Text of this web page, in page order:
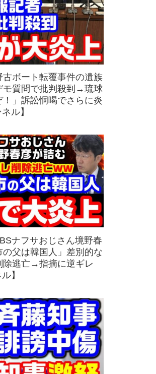
古ボート転覆事件の遺族
モ質問で批判殺到→琉球
」訴訟恫喝でさらに炎
ル】
ナフサおじさん境野春
の父は韓国人」差別的な
除逃亡→指摘に逆ギレ
】